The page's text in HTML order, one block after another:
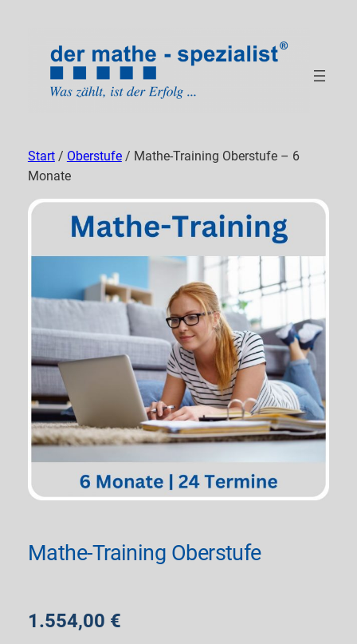
Start/ Oberstufe/ Mathe-Training Oberstufe – 6
Monate
Mathe-Training Oberstufe
1.554,00 €